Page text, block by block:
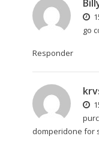
go
Responder
domperidone for